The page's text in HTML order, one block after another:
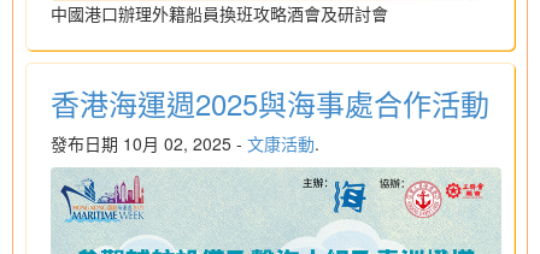
中國港口辦理外籍船員換班攻略酒會及研討會
香港海運週2025與海事處合作活動
發布日期 10月 02, 2025 - 文康活動.